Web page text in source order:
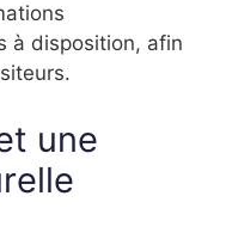
à disposition, afin
une